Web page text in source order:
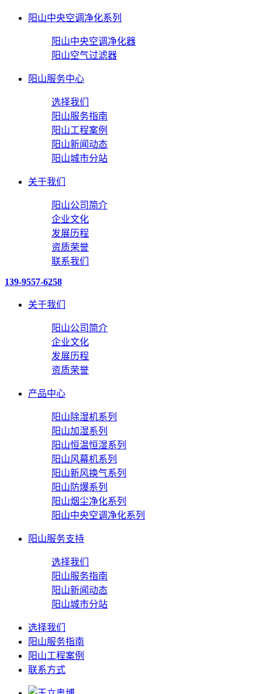
阳山中央空调净化系列
阳山中央空调净化器
阳山空气过滤器
阳山服务中心
选择我们
阳山服务指南
阳山工程案例
阳山新闻动态
阳山城市分站
关于我们
阳山公司简介
企业文化
发展历程
资质荣誉
联系我们
139-9557-6258
关于我们
阳山公司简介
企业文化
发展历程
资质荣誉
产品中心
阳山除湿机系列
阳山加湿系列
阳山恒温恒湿系列
阳山风幕机系列
阳山新风换气系列
阳山防爆系列
阳山烟尘净化系列
阳山中央空调净化系列
阳山服务支持
选择我们
阳山服务指南
阳山新闻动态
阳山城市分站
选择我们
阳山服务指南
阳山工程案例
联系方式